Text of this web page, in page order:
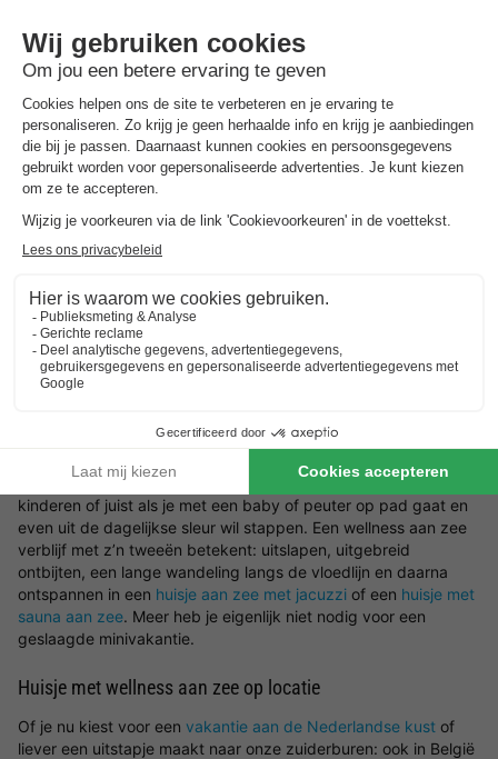
even een moment voor jezelf – met een goed boek in de zon of
een rustgevende sessie in de sauna. Met wellness aan zee of
een kort wellness weekend aan zee combineer je het beste van
vakantie met het comfort van thuis – maar dan nét een beetje
luxer.
Wellness huisje met hond aan zee
Ook je trouwe viervoeter hoeft niet thuis te blijven. Kies voor
lange strandwandelingen, frisse zeelucht en knusse avonden.
vaak een omheinde tuin, directe toegang tot wandelroutes en
natuurlijk alle wellnessfaciliteiten die je van een luxe huisje mag
verwachten. Lees ook over dehondenstranden van Nederland
Zo plan jij de beste vakantie aan zee in Nederland met hond!
aan zee voor 2 personen. Ideaal voor een weekendje zonder
kinderen of juist als je met een baby of peuter op pad gaat en
even uit de dagelijkse sleur wil stappen. Een wellness aan zee
verblijf met z’n tweeën betekent: uitslapen, uitgebreid
ontbijten, een lange wandeling langs de vloedlijn en daarna
ontspannen in een huisje aan zee met jacuzzi of een huisje met
sauna aan zee. Meer heb je eigenlijk niet nodig voor een
geslaagde minivakantie.
Huisje met wellness aan zee op locatie
Of je nu kiest voor een vakantie aan de Nederlandse kust of
liever een uitstapje maakt naar onze zuiderburen: ook in België